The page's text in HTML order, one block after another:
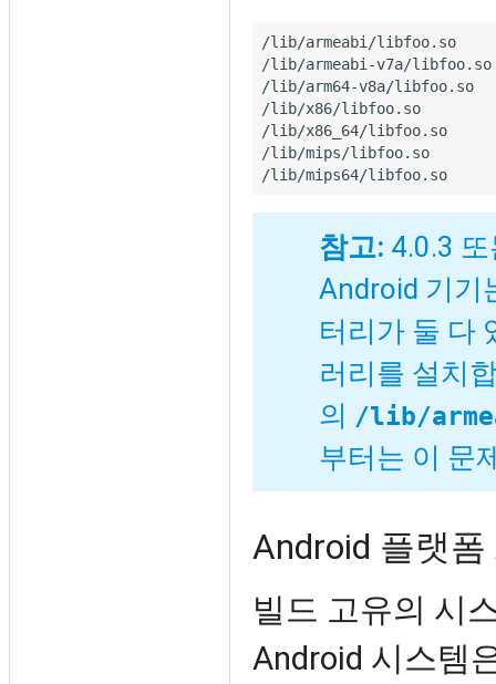
/lib/armeabi/libfoo.so
/lib/armeabi-v7a/libfoo.so
/lib/arm64-v8a/libfoo.so
/lib/x86/libfoo.so
/lib/x86_64/libfoo.so
/lib/mips/libfoo.so
참고: 4.0.3
Android 기기
터리가 둘 다
러리를 설치
의 /lib/
부터는 이 문
Android 플랫
빌드 고유의 시
Android 시스템